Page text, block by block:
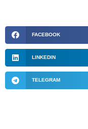
FACEBOOK
LINKEDIN
TELEGRAM